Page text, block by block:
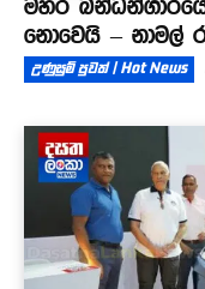
මහර
නොවෙයි – නාමල්
උණුසුම් පුවත් | Hot News